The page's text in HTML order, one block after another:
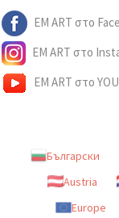
EM ART στο
EM ART στο
EM ART στο
Български
Austria
Europe